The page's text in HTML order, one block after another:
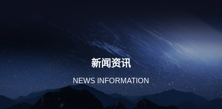
新闻资讯
NEWS INFORMATION